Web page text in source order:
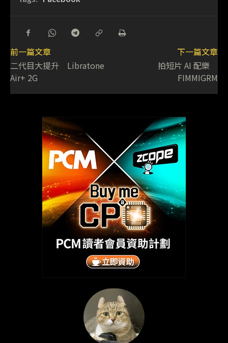
前一篇文章
二代目大提升 Libratone
Air+ 2G
下一篇文章
拍短片 AI 配樂
FIMMIGRM